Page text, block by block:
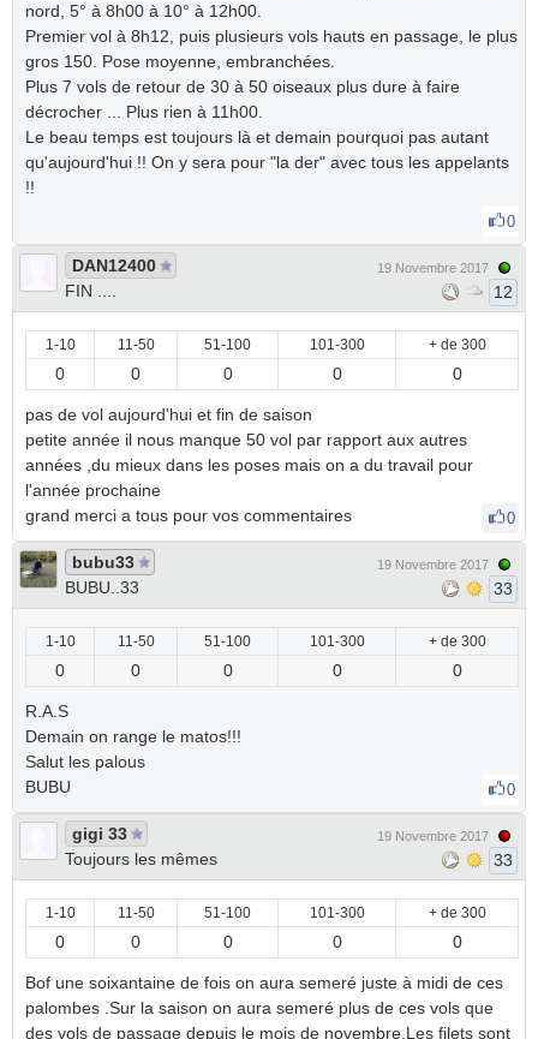
nord, 5° à 8h00 à 10° à 12h00.
Premier vol à 8h12, puis plusieurs vols hauts en passage, le plus
gros 150. Pose moyenne, embranchées.
Plus 7 vols de retour de 30 à 50 oiseaux plus dure à faire
décrocher ... Plus rien à 11h00.
Le beau temps est toujours là et demain pourquoi pas autant
qu'aujourd'hui !! On y sera pour "la der" avec tous les appelants
!!
0
DAN12400
FIN ....
19 Novembre 2017
12
1-10 11-50 51-100 101-300 + de 300
0 0 0 0 0
pas de vol aujourd'hui et fin de saison
petite année il nous manque 50 vol par rapport aux autres
années ,du mieux dans les poses mais on a du travail pour
l'année prochaine
grand merci a tous pour vos commentaires
0
bubu33
BUBU..33
19 Novembre 2017
33
1-10 11-50 51-100 101-300 + de 300
0 0 0 0 0
R.A.S
Demain on range le matos!!!
Salut les palous
BUBU
0
gigi 33
Toujours les mêmes
19 Novembre 2017
33
1-10 11-50 51-100 101-300 + de 300
0 0 0 0 0
Bof une soixantaine de fois on aura semeré juste à midi de ces
palombes .Sur la saison on aura semeré plus de ces vols que
des vols de passage depuis le mois de novembre.Les filets sont